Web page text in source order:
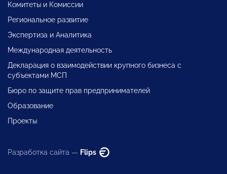
Комитеты и Комиссии
Региональное развитие
Экспертиза и Аналитика
Международная деятельность
Декларация о взаимодействии крупного бизнеса с
субъектами МСП
Бюро по защите прав предпринимателей
Образование
Проекты
Разработка сайта — Flips